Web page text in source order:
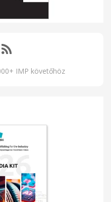
IMP követőhöz